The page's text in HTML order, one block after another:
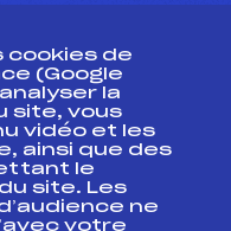
cookies de
(Google
la
site, vous
vidéo et les
ainsi que des
le
site. Les
ne
votre